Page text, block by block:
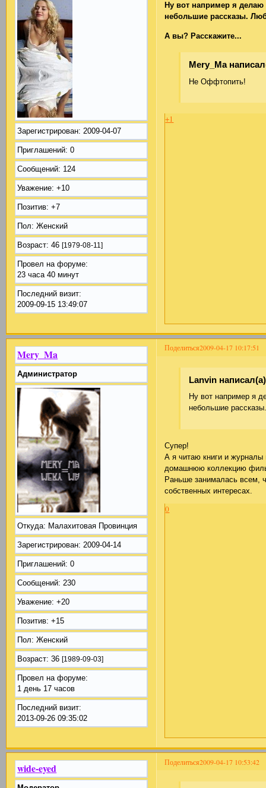
Зарегистрирован: 2009-04-07
Приглашений: 0
Сообщений: 124
Уважение: +10
Позитив: +7
Пол: Женский
Возраст: 46[1979-08-11]
Провел на форуме:
23 часа 40 минут
Последний визит:
2009-09-15 13:49:07
Ну вот например я
небольшие рассказы.
А вы? Расскажите...
Mery_Ma
Не Оффтопить!
+1
Поделиться2009-04-17 10:17:51
Mery_Ma
Администратор
Откуда: Малахитовая Провинция
Зарегистрирован: 2009-04-14
Приглашений: 0
Сообщений: 230
Уважение: +20
Позитив: +15
Пол: Женский
Возраст: 36[1989-09-03]
Провел на форуме:
1 день 17 часов
Последний визит:
2013-09-26 09:35:02
Lanvin
Ну вот например я
небольшие
Супер!
А я читаю книги и
домашнюю коллекцию
Раньше занималась всем,
собственных интересах.
0
Поделиться2009-04-17 10:53:42
wide-eyed